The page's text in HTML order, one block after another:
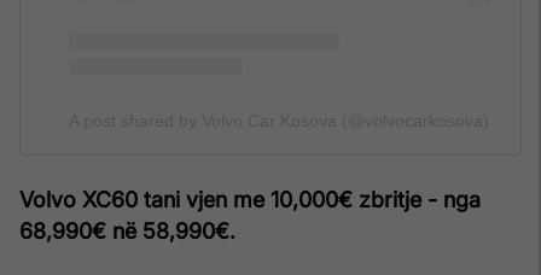
Volvo XC60 tani vjen me 10,000€ zbritje - nga
68,990€ në 58,990€.